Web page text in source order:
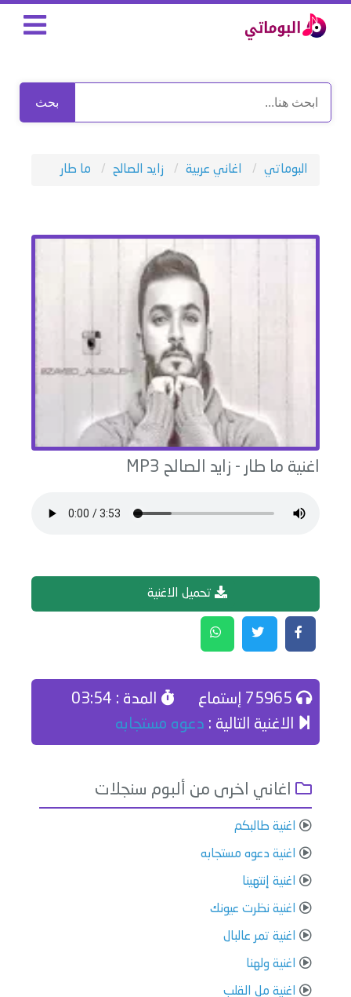
بحث
البوماتي اغاني عربية زايد الصالح ما طار
اغنية ما طار - زايد الصالح
تحميل الاغنية
المدة : 03:54
الاغنية التالية : دعوه مستجابه
اغاني اخرى من ألبوم سنجلات
اغنية طالبكم
اغنية دعوه مستجابه
اغنية إنتهينا
اغنية نظرت عيونك
اغنية تمر عالبال
اغنية ولهنا
اغنية مل القلب